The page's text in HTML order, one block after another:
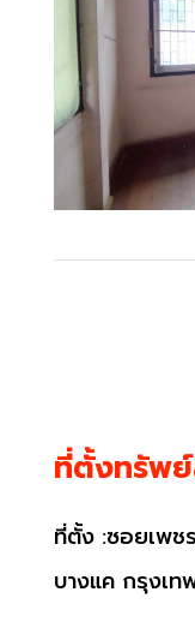
ที่ตั้งทรัพ
ที่ตั้ง :ซอยเพช
บางแค กรุงเท